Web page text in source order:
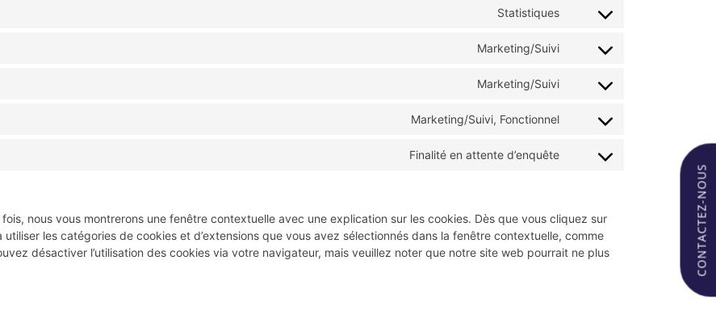
Statistiques
Marketing/Suivi
Marketing/Suivi
Marketing/Suivi, Fonctionnel
Finalité en attente d’enquête
nous vous montrerons une fenêtre contextuelle avec une explication sur les cookies. Dès que vous cliquez sur
les catégories de cookies et d’extensions que vous avez sélectionnés dans la fenêtre contextuelle, comme
désactiver l’utilisation des cookies via votre navigateur, mais veuillez noter que notre site web pourrait ne plus
CONTACTEZ-NOUS